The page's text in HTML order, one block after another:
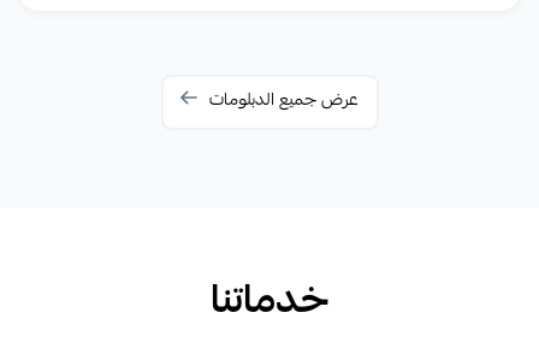
عرض جميع الدبلومات
خدماتنا